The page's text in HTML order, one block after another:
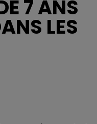
7 ANS
LES